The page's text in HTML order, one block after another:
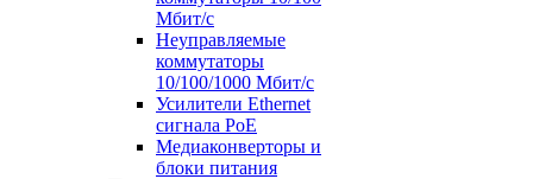
Мбит/с
Неуправляемые
коммутаторы
10/100/1000 Мбит/с
Усилители Ethernet
сигнала PoE
Медиаконверторы и
блоки питания